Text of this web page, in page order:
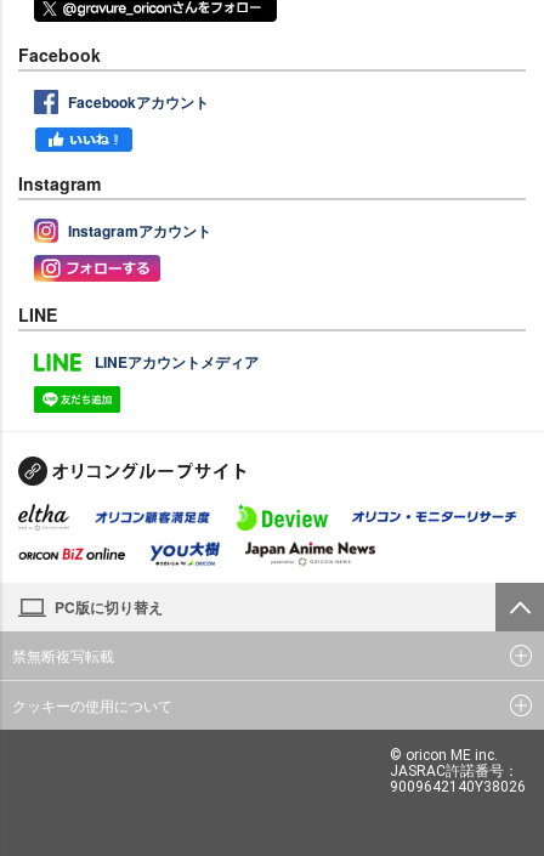
Facebook
Facebookアカウント
Instagram
Instagramアカウント
LINE
LINEアカウントメディア
PC版に切り替え
禁無断複写転載
クッキーの使用について
© oricon ME inc.
JASRAC許諾番号：
9009642140Y38026